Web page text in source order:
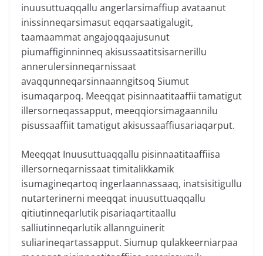
inuusuttuaqqallu angerlarsimaffiup avataanut
inissinneqarsimasut eqqarsaatigalugit,
taamaammat angajoqqaajusunut
piumaffiginninneq akisussaatitsisarnerillu
annerulersinneqarnissaat
avaqqunneqarsinnaanngitsoq Siumut
isumaqarpoq. Meeqqat pisinnaatitaaffii tamatigut
illersorneqassapput, meeqqiorsimagaannilu
pisussaaffiit tamatigut akisussaaffiusariaqarput.
Meeqqat Inuusuttuaqqallu pisinnaatitaaffiisa
illersorneqarnissaat timitalikkamik
isumagineqartoq ingerlaannassaaq, inatsisitigullu
nutarterinerni meeqqat inuusuttuaqqallu
qitiutinneqarlutik pisariaqartitaallu
salliutinneqarlutik allannguinerit
suliarineqartassapput. Siumup qulakkeerniarpaa